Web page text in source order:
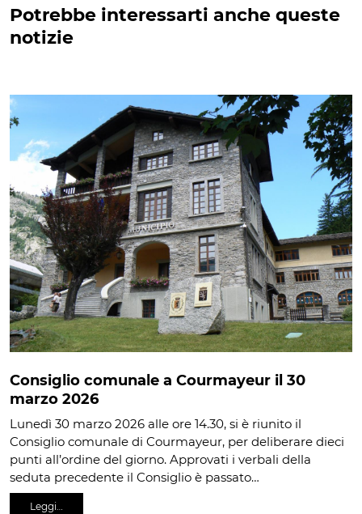
Potrebbe interessarti anche queste
notizie
Consiglio comunale a Courmayeur il 30
marzo 2026
Lunedì 30 marzo 2026 alle ore 14.30, si è riunito il
Consiglio comunale di Courmayeur, per deliberare dieci
punti all’ordine del giorno. Approvati i verbali della
seduta precedente il Consiglio è passato…
Leggi…